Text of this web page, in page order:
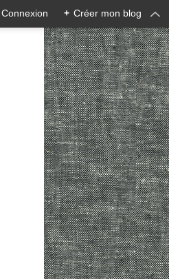
Connexion + Créer mon blog